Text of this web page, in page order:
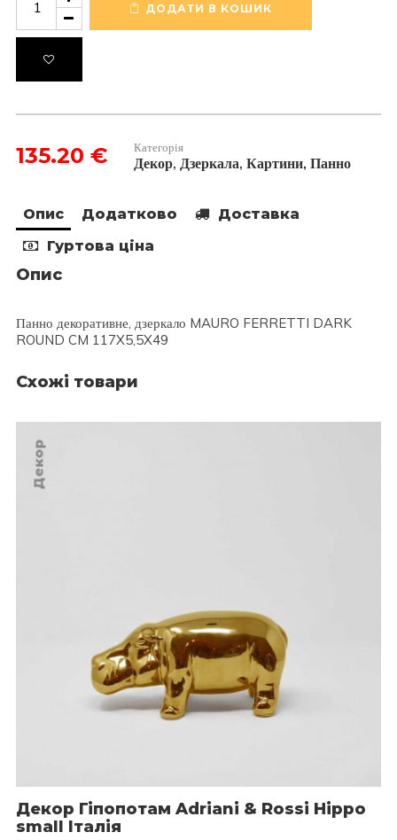
декоративне,
дзеркало
FERRETTI
DARK
CM
кількість
ДОДАТИ В КОШИК
135.20 € Категорія
Декор, Дзеркала, Картини, Панно
Опис Додатково
Доставка
Гуртова ціна
Опис
Панно декоративне, дзеркало MAURO FERRETTI DARK
ROUND CM 117X5,5X49
Схожі товари
Декор
Декор Гіпопотам Adriani & Rossi Hippo
small Італія